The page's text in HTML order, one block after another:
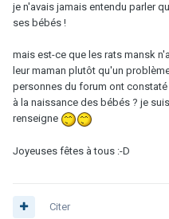
je n'avais jamais entendu parler
ses bébés !
mais est-ce que les rats mansk
leur maman plutôt qu'un
personnes du forum ont
à la naissance des bébés ? je
renseigne
Joyeuses fêtes à tous :-D
Citer